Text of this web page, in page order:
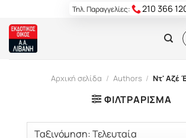
content
Τηλ. Παραγγελίες: 210 366
Αρχική σελίδα / Authors / Ντ' Αζέ
ΦΙΛΤΡΆΡΙΣΜΑ